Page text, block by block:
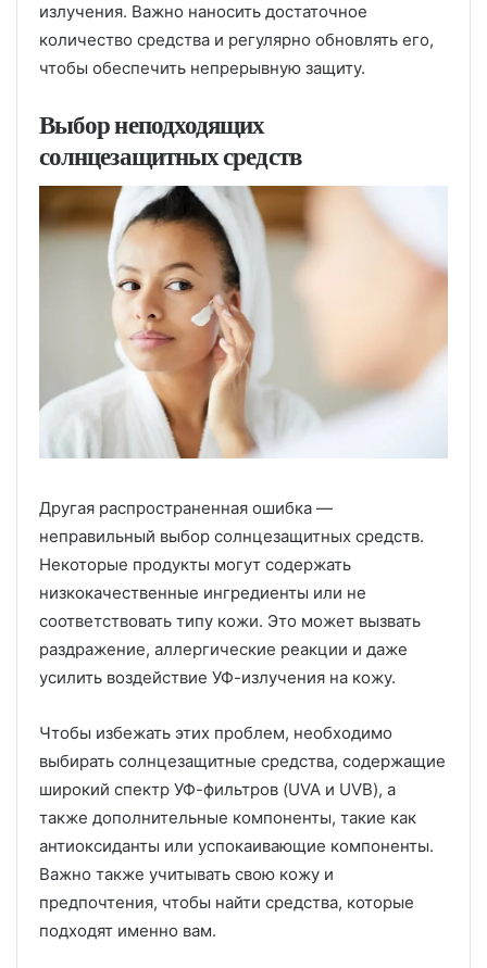
излучения. Важно наносить достаточное
количество средства и регулярно обновлять его,
чтобы обеспечить непрерывную защиту.
Выбор неподходящих
солнцезащитных средств
Другая распространенная ошибка —
неправильный выбор солнцезащитных средств.
Некоторые продукты могут содержать
низкокачественные ингредиенты или не
соответствовать типу кожи. Это может вызвать
раздражение, аллергические реакции и даже
усилить воздействие УФ-излучения на кожу.
Чтобы избежать этих проблем, необходимо
выбирать солнцезащитные средства, содержащие
широкий спектр УФ-фильтров (UVA и UVB), а
также дополнительные компоненты, такие как
антиоксиданты или успокаивающие компоненты.
Важно также учитывать свою кожу и
предпочтения, чтобы найти средства, которые
подходят именно вам.